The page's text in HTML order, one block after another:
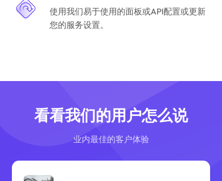
使用我们易于使用的面板或API配置或更新
您的服务设置。
看看我们的用户怎么说
业内最佳的客户体验